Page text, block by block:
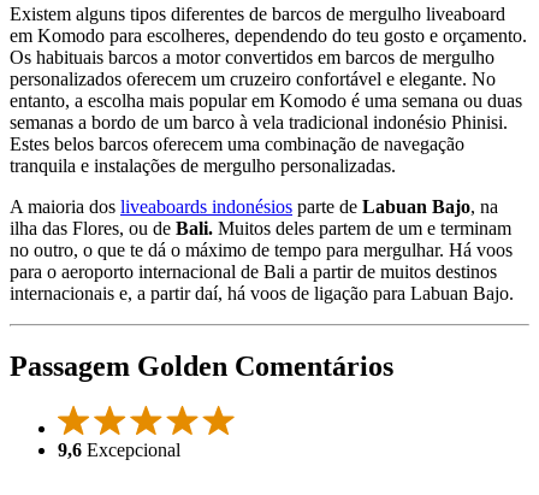
Existem alguns tipos diferentes de barcos de mergulho liveaboard
em Komodo para escolheres, dependendo do teu gosto e orçamento.
Os habituais barcos a motor convertidos em barcos de mergulho
personalizados oferecem um cruzeiro confortável e elegante. No
entanto, a escolha mais popular em Komodo é uma semana ou duas
semanas a bordo de um barco à vela tradicional indonésio Phinisi.
Estes belos barcos oferecem uma combinação de navegação
tranquila e instalações de mergulho personalizadas.
A maioria dos liveaboards indonésios parte de Labuan Bajo, na
ilha das Flores, ou de Bali. Muitos deles partem de um e terminam
no outro, o que te dá o máximo de tempo para mergulhar. Há voos
para o aeroporto internacional de Bali a partir de muitos destinos
internacionais e, a partir daí, há voos de ligação para Labuan Bajo.
Passagem Golden Comentários
9,6 Excepcional